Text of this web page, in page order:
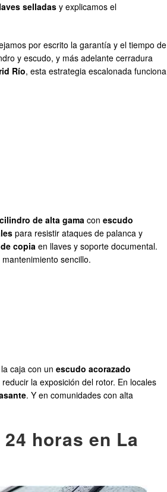
selladas y explicamos el
por escrito la garantía y el tiempo de
y escudo, y más adelante cerradura
Río, esta estrategia escalonada funciona
cilindro de alta gama con escudo
para resistir ataques de palanca y
copiaen llaves y soporte documental.
sencillo.
caja con un escudo acorazado
la exposición del rotor. En locales
. Y en comunidades con alta
horas en La